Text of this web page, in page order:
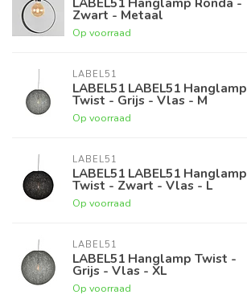
Zwart - Metaal
Op voorraad
LABEL51
LABEL51 LABEL51 Hanglamp
Twist - Grijs - Vlas - M
Op voorraad
LABEL51
LABEL51 LABEL51 Hanglamp
Twist - Zwart - Vlas - L
Op voorraad
LABEL51
LABEL51 Hanglamp Twist -
Grijs - Vlas - XL
Op voorraad